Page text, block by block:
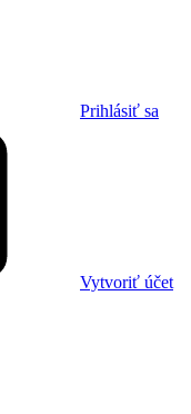
Prihlásiť sa
Vytvoriť účet